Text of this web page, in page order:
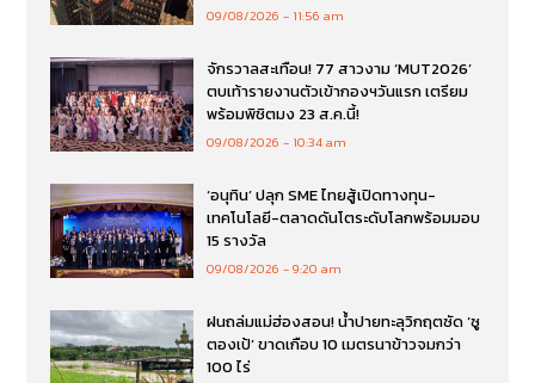
09/08/2026 11:56 am
จักรวาลสะเทือน! 77 สาวงาม ‘MUT2026’
ตบเท้ารายงานตัวเข้ากองฯวันแรก เตรียม
พร้อมพิชิตมง 23 ส.ค.นี้!
09/08/2026 10:34 am
‘อนุทิน’ ปลุก SME ไทยสู้เปิดทางทุน-
เทคโนโลยี-ตลาดดันโตระดับโลกพร้อมมอบ
15 รางวัล
09/08/2026 9:20 am
ฝนถล่มแม่ฮ่องสอน! น้ำปายทะลุวิกฤตซัด ‘ซู
ตองเป้’ ขาดเกือบ 10 เมตรนาข้าวจมกว่า
100 ไร่